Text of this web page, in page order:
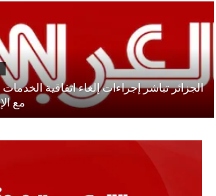
الجزائر تباشر إجراءات إلغاء اتفاقية الخدمات
مع